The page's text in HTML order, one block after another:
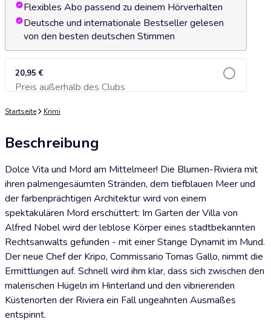
Flexibles Abo passend zu deinem Hörverhalten
Deutsche und internationale Bestseller gelesen
von den besten deutschen Stimmen
20,95 €
Preis außerhalb des ClubsZum Warenkorb hinzufügen
Startseite Krimi
Beschreibung
Dolce Vita und Mord am Mittelmeer! Die Blumen-Riviera mit
ihren palmengesäumten Stränden, dem tiefblauen Meer und
der farbenprächtigen Architektur wird von einem
spektakulären Mord erschüttert: Im Garten der Villa von
Alfred Nobel wird der leblose Körper eines stadtbekannten
Rechtsanwalts gefunden - mit einer Stange Dynamit im Mund.
Der neue Chef der Kripo, Commissario Tomas Gallo, nimmt die
Ermittlungen auf. Schnell wird ihm klar, dass sich zwischen den
malerischen Hügeln im Hinterland und den vibrierenden
Küstenorten der Riviera ein Fall ungeahnten Ausmaßes
entspinnt.